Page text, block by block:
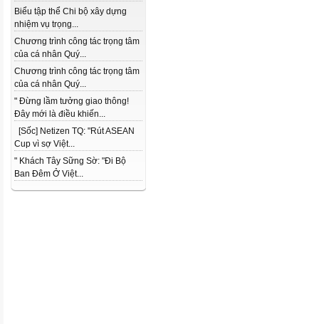
Biểu tập thể Chi bộ xây dựng
nhiệm vụ trọng...
Chương trình công tác trọng tâm
của cá nhân Quý...
Chương trình công tác trọng tâm
của cá nhân Quý...
" Đừng lầm tưởng giao thông!
Đây mới là điều khiến...
[Sốc] Netizen TQ: "Rút ASEAN
Cup vì sợ Việt...
" Khách Tây Sững Sờ: "Đi Bộ
Ban Đêm Ở Việt...